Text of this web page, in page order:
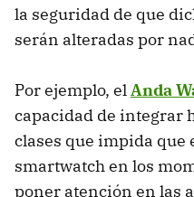
la seguridad de que
serán alteradas por
Por ejemplo, el Anda
capacidad de integrar
clases que impida que
smartwatch en los
poner atención en las